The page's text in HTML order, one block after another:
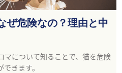
ぜ危険なの？理由と中
マについて知ることで、猫を危険
きます。